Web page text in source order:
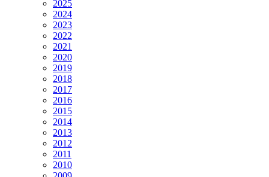
2025
2024
2023
2022
2021
2020
2019
2018
2017
2016
2015
2014
2013
2012
2011
2010